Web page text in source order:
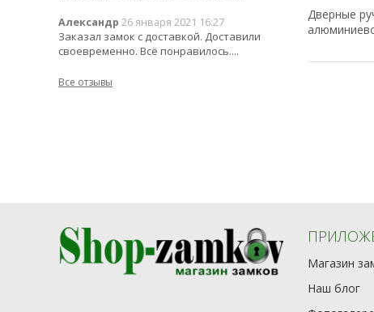
Дверные
Александр 26 января 2021 16:27
Заказал замок с доставкой. Доставили
своевременно. Всё понравилось....
Все отзывы
Магазин
Наш блог